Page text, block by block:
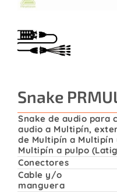
Contacto
Snake
Snake de audio para
audio a Multipín,
de Multipín a
Multipín a pulpo
Conectores
Cable y/o
manguera